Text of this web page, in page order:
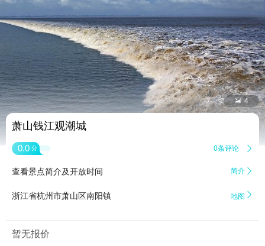
 4
萧山钱江观潮城
0.0 分 0条评论 
查看景点简介及开放时间 简介 
浙江省杭州市萧山区南阳镇 地图 
暂无报价
